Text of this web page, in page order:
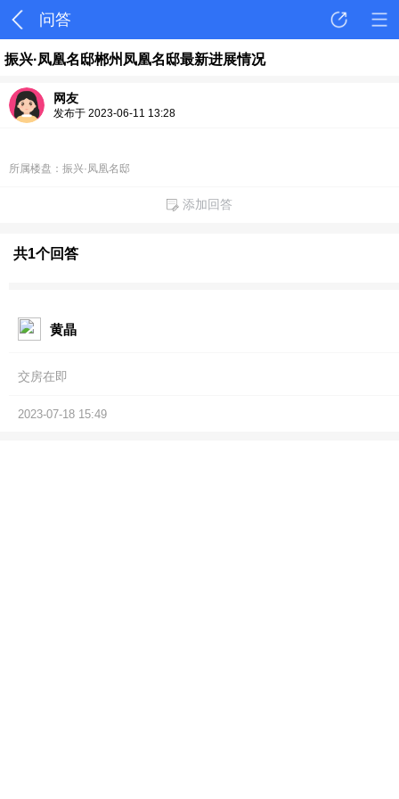
问答
振兴·凤凰名邸郴州凤凰名邸最新进展情况
网友
发布于 2023-06-11 13:28
所属楼盘：振兴·凤凰名邸
添加回答
共1个回答
黄晶
交房在即
2023-07-18 15:49